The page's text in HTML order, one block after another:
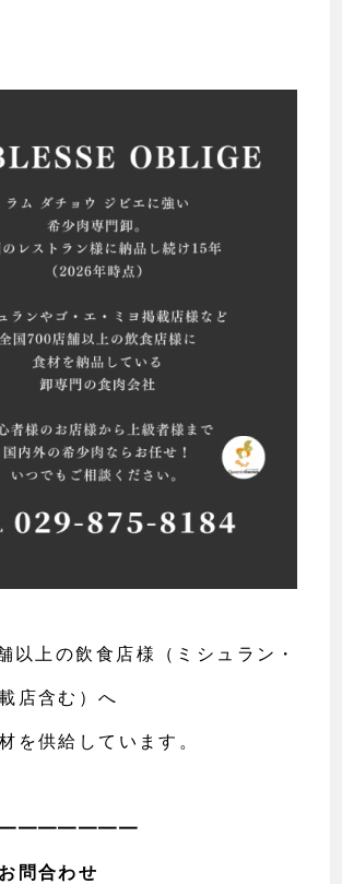
以上の飲食店様（ミシュラン・
店含む）へ
を供給しています。
問合わせ